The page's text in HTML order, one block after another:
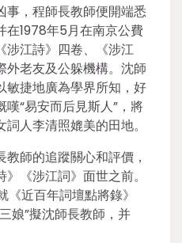
事，程師長教師便開端悉
在1978年5月在南京公費
涉江詩》四卷、《涉江
外老友及公躲機構。沈師
敏捷地廣為學界所知，好
“易安而后見斯人”，將
人李清照媲美的田地。
師的追蹤關心和評價，
《涉江詞》面世之前。
近百年詞壇點將錄》
娘”擬沈師長教師，并